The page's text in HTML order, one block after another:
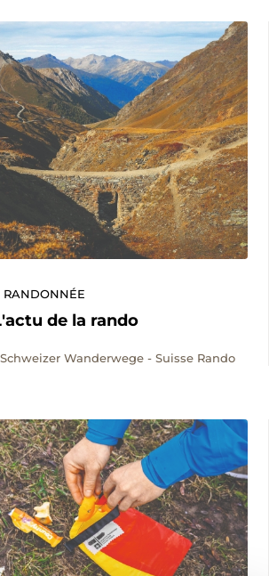
de la rando
Schweizer Wanderwege - Suisse Rando